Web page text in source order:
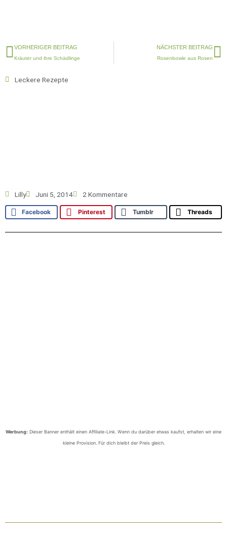
Zurück
VORHERIGER BEITRAG
Kräuter und ihre Schädlinge
NÄCHSTER BEITRAG
Rosenbowle aus Rosen
Leckere Rezepte
Lilly Juni 5, 2014 2 Kommentare
Facebook Pinterest Tumblr Threads
Werbung: Dieser Banner enthält einen Affiliate-Link. Wenn du darüber etwas kaufst, erhalten wir eine
kleine Provision. Für dich bleibt der Preis gleich.